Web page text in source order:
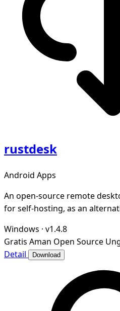
rustdesk
Android Apps
An open-source remote
for self-hosting, as an
Windows · v1.4.8
Gratis Aman Open Source
Detail
Download